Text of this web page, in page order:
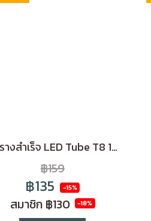
ชุดรางสำเร็จ LED Tube T8 18W (Double - Ended) แสง Daylight ยาว 120CM
฿159
฿135 -15%
สมาชิก ฿130 -18%